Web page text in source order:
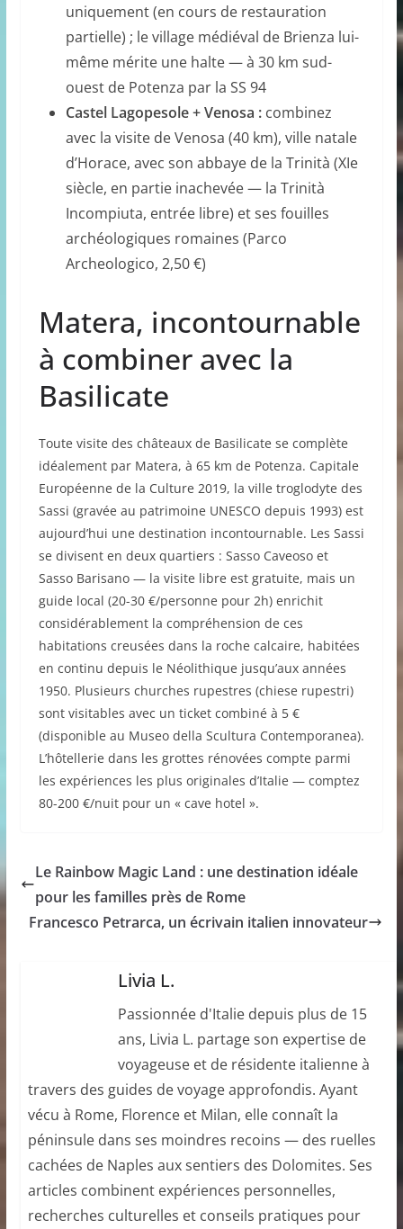
uniquement (en cours de restauration
partielle) ; le village médiéval de Brienza lui-
même mérite une halte — à 30 km sud-
ouest de Potenza par la SS 94
Castel Lagopesole + Venosa :combinez
avec la visite de Venosa (40 km), ville natale
d’Horace, avec son abbaye de la Trinità (XIe
siècle, en partie inachevée — la Trinità
Incompiuta, entrée libre) et ses fouilles
archéologiques romaines (Parco
Archeologico, 2,50 €)
Matera, incontournable
à combiner avec la
Basilicate
Toute visite des châteaux de Basilicate se complète
idéalement par Matera, à 65 km de Potenza. Capitale
Européenne de la Culture 2019, la ville troglodyte des
Sassi (gravée au patrimoine UNESCO depuis 1993) est
aujourd’hui une destination incontournable. Les Sassi
se divisent en deux quartiers : Sasso Caveoso et
Sasso Barisano — la visite libre est gratuite, mais un
guide local (20-30 €/personne pour 2h) enrichit
considérablement la compréhension de ces
habitations creusées dans la roche calcaire, habitées
en continu depuis le Néolithique jusqu’aux années
1950. Plusieurs churches rupestres (chiese rupestri)
sont visitables avec un ticket combiné à 5 €
(disponible au Museo della Scultura Contemporanea).
L’hôtellerie dans les grottes rénovées compte parmi
les expériences les plus originales d’Italie — comptez
80-200 €/nuit pour un « cave hotel ».
Le Rainbow Magic Land : une destination idéale
pour les familles près de Rome
Francesco Petrarca, un écrivain italien innovateur
Livia L.
Passionnée d'Italie depuis plus de 15
ans, Livia L. partage son expertise de
voyageuse et de résidente italienne à
travers des guides de voyage approfondis. Ayant
vécu à Rome, Florence et Milan, elle connaît la
péninsule dans ses moindres recoins — des ruelles
cachées de Naples aux sentiers des Dolomites. Ses
articles combinent expériences personnelles,
recherches culturelles et conseils pratiques pour